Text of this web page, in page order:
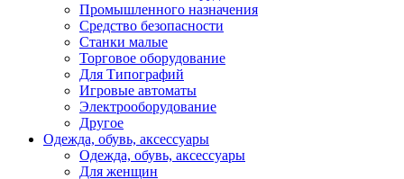
Промышленного назначения
Средство безопасности
Станки малые
Торговое оборудование
Для Типографий
Игровые автоматы
Электрооборудование
Другое
Одежда, обувь, аксессуары
Одежда, обувь, аксессуары
Для женщин